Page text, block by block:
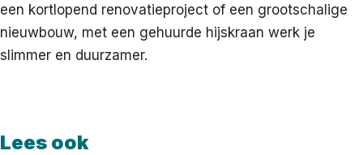
een kortlopend renovatieproject of een grootschalige
nieuwbouw, met een gehuurde hijskraan werk je
slimmer en duurzamer.
Lees ook